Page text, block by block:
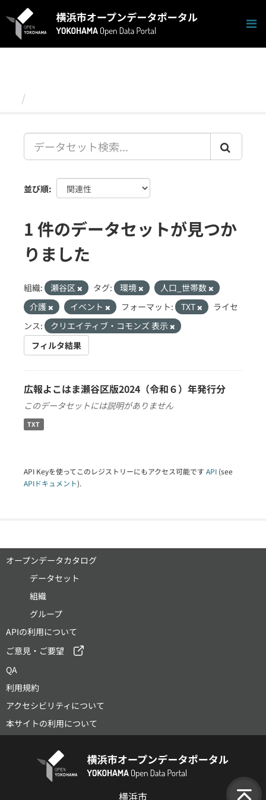
キ
並び順
1 件のデータセットが見つか
りました
組織: 瀬谷区 タグ: 環境
人口_世帯数
介護
イベント フォーマット: TXT
ライセ
ンス:
クリエイティブ・コモンズ 表示
フィルタ結果
広報よこはま瀬谷区版2024（令和６）年発行分
このデータセットには説明がありません
TXT
API Keyを使ってこのレジストリーにもアクセス可能です API (see
APIドキュメント).
オープンデータカタログ
データセット
組織
グループ
APIの利用について
ご意見・ご要望
QA
利用規約
アクセシビリティについて
本サイトの利用について
横浜市